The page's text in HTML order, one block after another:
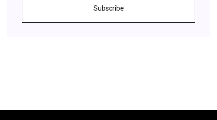
Subscribe